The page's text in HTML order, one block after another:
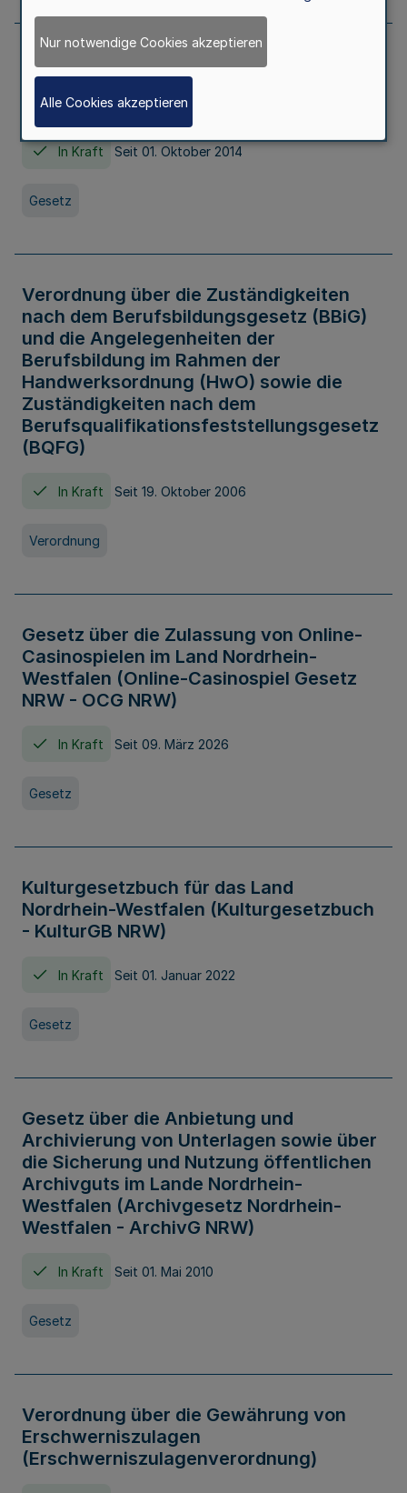
Gesetz über die Hochschulen des Landes
Nordrhein-Westfalen (Hochschulgesetz -
HG)
In Kraft Seit 01. Oktober 2014
Gesetz
Verordnung über die Zuständigkeiten
nach dem Berufsbildungsgesetz (BBiG)
und die Angelegenheiten der
Berufsbildung im Rahmen der
Handwerksordnung (HwO) sowie die
Zuständigkeiten nach dem
Berufsqualifikationsfeststellungsgesetz
(BQFG)
In Kraft Seit 19. Oktober 2006
Verordnung
Gesetz über die Zulassung von Online-
Casinospielen im Land Nordrhein-
Westfalen (Online-Casinospiel Gesetz
NRW - OCG NRW)
In Kraft Seit 09. März 2026
Gesetz
Kulturgesetzbuch für das Land
Nordrhein-Westfalen (Kulturgesetzbuch
- KulturGB NRW)
In Kraft Seit 01. Januar 2022
Gesetz
Gesetz über die Anbietung und
Archivierung von Unterlagen sowie über
die Sicherung und Nutzung öffentlichen
Archivguts im Lande Nordrhein-
Westfalen (Archivgesetz Nordrhein-
Westfalen - ArchivG NRW)
In Kraft Seit 01. Mai 2010
Gesetz
Verordnung über die Gewährung von
Erschwerniszulagen
(Erschwerniszulagenverordnung)
Nur notwendige Cookies akzeptieren
Alle Cookies akzeptieren